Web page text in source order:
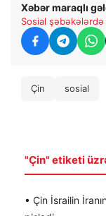
Xəbər maraqlı
Sosial şəbəkələrdə
Çin sosial
"Çin" etiketi
• Çin İsrailin